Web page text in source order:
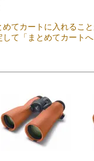
めてカートに入れるこ
して「まとめてカート